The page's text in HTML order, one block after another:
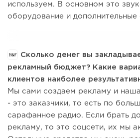
используем. В основном это
оборудование и дополнительные
Сколько денег вы
рекламный бюджет? Какие
клиентов наиболее
Мы сами создаем рекламу и
- это заказчики, то есть по
сарафанное радио. Если брать
рекламу, то это соцсети, их мы